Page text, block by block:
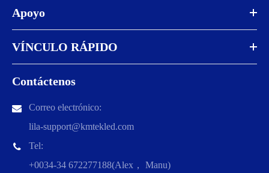
Apoyo
VÍNCULO RÁPIDO
Contáctenos
Correo electrónico:
lila-support@kmtekled.com
Tel:
+0034-34 672277188(Alex， Manu)